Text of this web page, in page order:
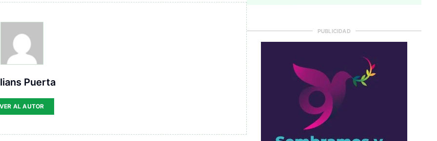
Puerta
VER AL AUTOR
PUBLICIDAD